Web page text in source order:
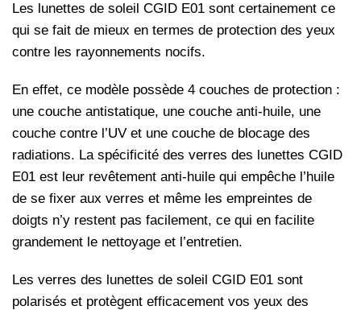
Les lunettes de soleil CGID E01 sont certainement ce
qui se fait de mieux en termes de protection des yeux
contre les rayonnements nocifs.
En effet, ce modèle possède 4 couches de protection :
une couche antistatique, une couche anti-huile, une
couche contre l’UV et une couche de blocage des
radiations. La spécificité des verres des lunettes CGID
E01 est leur revêtement anti-huile qui empêche l’huile
de se fixer aux verres et même les empreintes de
doigts n’y restent pas facilement, ce qui en facilite
grandement le nettoyage et l’entretien.
Les verres des lunettes de soleil CGID E01 sont
polarisés et protègent efficacement vos yeux des